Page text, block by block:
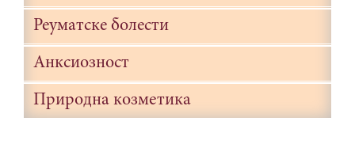
Реуматске болести
Анксиозност
Природна козметика